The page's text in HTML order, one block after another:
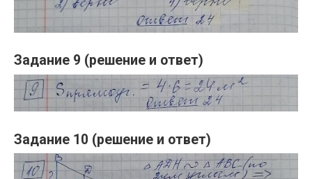
Задание 9 (решение и ответ)
Задание 10 (решение и ответ)